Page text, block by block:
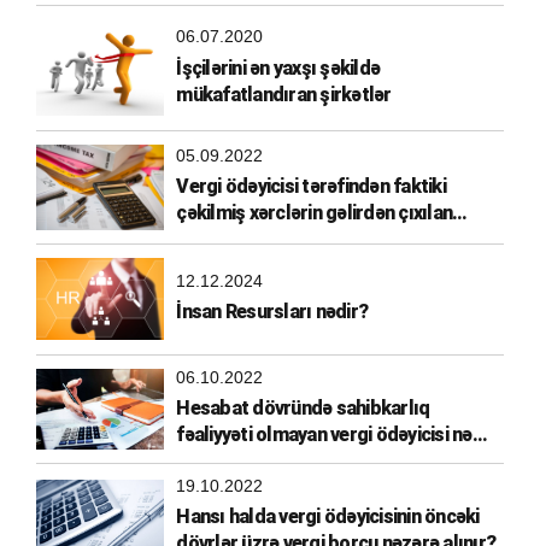
06.07.2020
İşçilərini ən yaxşı şəkildə
mükafatlandıran şirkətlər
05.09.2022
Vergi ödəyicisi tərəfindən faktiki
çəkilmiş xərclərin gəlirdən çıxılan
xərclərə aid edilməsi
12.12.2024
İnsan Resursları nədir?
06.10.2022
Hesabat dövründə sahibkarlıq
fəaliyyəti olmayan vergi ödəyicisi nə
etməlidir?
19.10.2022
Hansı halda vergi ödəyicisinin öncəki